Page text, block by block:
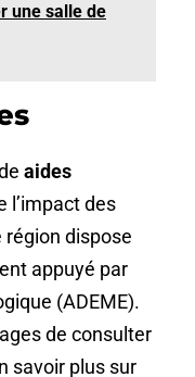
une salle de
aides
l’impact des
dispose
appuyé par
(ADEME).
de consulter
savoir plus sur